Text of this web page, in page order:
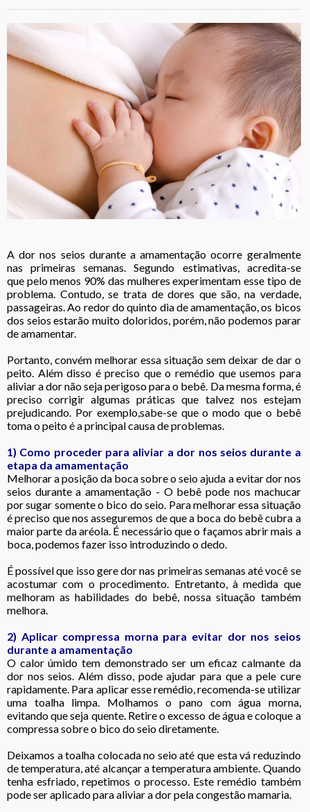
A dor nos seios durante a amamentação ocorre geralmente
nas primeiras semanas. Segundo estimativas, acredita-se
que pelo menos 90% das mulheres experimentam esse tipo de
problema. Contudo, se trata de dores que são, na verdade,
passageiras. Ao redor do quinto dia de amamentação, os bicos
dos seios estarão muito doloridos, porém, não podemos parar
de amamentar.
Portanto, convém melhorar essa situação sem deixar de dar o
peito. Além disso é preciso que o remédio que usemos para
aliviar a dor não seja perigoso para o bebê. Da mesma forma, é
preciso corrigir algumas práticas que talvez nos estejam
prejudicando. Por exemplo,sabe-se que o modo que o bebê
toma o peito é a principal causa de problemas.
1) Como proceder para aliviar a dor nos seios durante a
etapa da amamentação
Melhorar a posição da boca sobre o seio ajuda a evitar dor nos
seios durante a amamentação - O bebê pode nos machucar
por sugar somente o bico do seio. Para melhorar essa situação
é preciso que nos asseguremos de que a boca do bebê cubra a
maior parte da aréola. É necessário que o façamos abrir mais a
boca, podemos fazer isso introduzindo o dedo.
É possível que isso gere dor nas primeiras semanas até você se
acostumar com o procedimento. Entretanto, à medida que
melhoram as habilidades do bebê, nossa situação também
melhora.
2) Aplicar compressa morna para evitar dor nos seios
durante a amamentação
O calor úmido tem demonstrado ser um eficaz calmante da
dor nos seios. Além disso, pode ajudar para que a pele cure
rapidamente. Para aplicar esse remédio, recomenda-se utilizar
uma toalha limpa. Molhamos o pano com água morna,
evitando que seja quente. Retire o excesso de água e coloque a
compressa sobre o bico do seio diretamente.
Deixamos a toalha colocada no seio até que esta vá reduzindo
de temperatura até alcançar a temperatura ambiente. Quando
tenha esfriado, repetimos o processo. Este remédio também
pode ser aplicado para aliviar a dor pela congestão mamaria.